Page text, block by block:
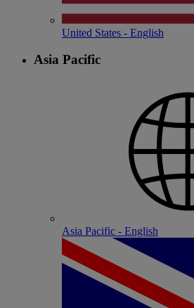
United States - English
Asia Pacific
Asia Pacific - English